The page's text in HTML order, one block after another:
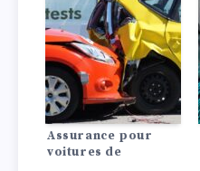
Assurance pour
voitures de